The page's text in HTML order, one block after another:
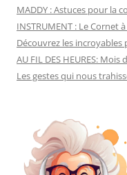
MADDY : Astuces pour la
INSTRUMENT : Le Cornet
Découvrez les
AU FIL DES HEURES: Mois
Les gestes qui nous